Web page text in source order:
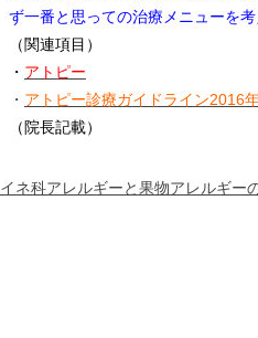
ず一番と思っての治療メニューを考
（関連項目）
・ アトピー
・ アトピー診療ガイドライン2016
（院長記載）
イネ科アレルギーと果物アレルギー